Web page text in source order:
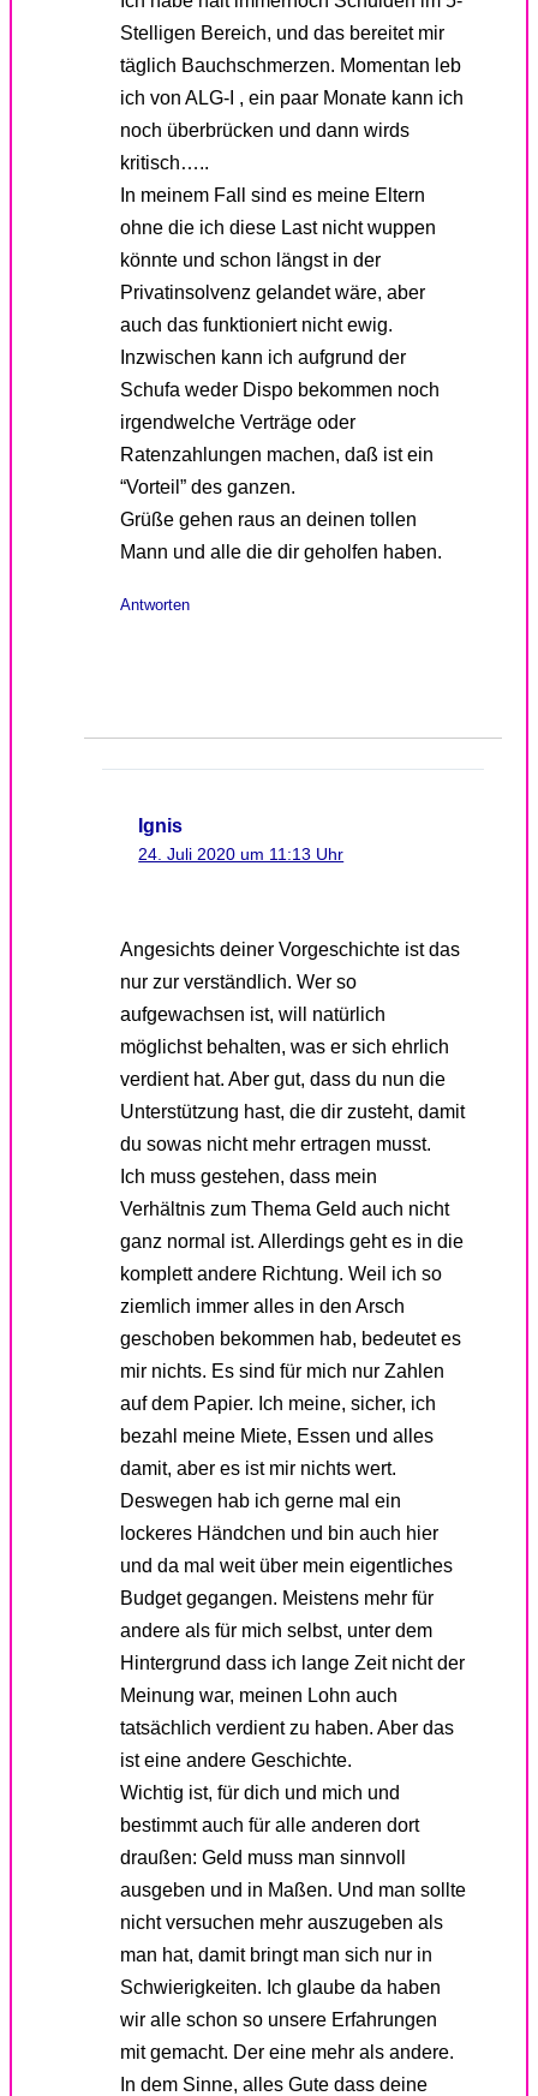
Stelligen Bereich, und das bereitet mir
täglich Bauchschmerzen. Momentan leb
ich von ALG-I , ein paar Monate kann ich
noch überbrücken und dann wirds
kritisch…..
In meinem Fall sind es meine Eltern
ohne die ich diese Last nicht wuppen
könnte und schon längst in der
Privatinsolvenz gelandet wäre, aber
auch das funktioniert nicht ewig.
Inzwischen kann ich aufgrund der
Schufa weder Dispo bekommen noch
irgendwelche Verträge oder
Ratenzahlungen machen, daß ist ein
“Vorteil” des ganzen.
Grüße gehen raus an deinen tollen
Mann und alle die dir geholfen haben.
Antworten
Ignis
24. Juli 2020 um 11:13 Uhr
Angesichts deiner Vorgeschichte ist das
nur zur verständlich. Wer so
aufgewachsen ist, will natürlich
möglichst behalten, was er sich ehrlich
verdient hat. Aber gut, dass du nun die
Unterstützung hast, die dir zusteht, damit
du sowas nicht mehr ertragen musst.
Ich muss gestehen, dass mein
Verhältnis zum Thema Geld auch nicht
ganz normal ist. Allerdings geht es in die
komplett andere Richtung. Weil ich so
ziemlich immer alles in den Arsch
geschoben bekommen hab, bedeutet es
mir nichts. Es sind für mich nur Zahlen
auf dem Papier. Ich meine, sicher, ich
bezahl meine Miete, Essen und alles
damit, aber es ist mir nichts wert.
Deswegen hab ich gerne mal ein
lockeres Händchen und bin auch hier
und da mal weit über mein eigentliches
Budget gegangen. Meistens mehr für
andere als für mich selbst, unter dem
Hintergrund dass ich lange Zeit nicht der
Meinung war, meinen Lohn auch
tatsächlich verdient zu haben. Aber das
ist eine andere Geschichte.
Wichtig ist, für dich und mich und
bestimmt auch für alle anderen dort
draußen: Geld muss man sinnvoll
ausgeben und in Maßen. Und man sollte
nicht versuchen mehr auszugeben als
man hat, damit bringt man sich nur in
Schwierigkeiten. Ich glaube da haben
wir alle schon so unsere Erfahrungen
mit gemacht. Der eine mehr als andere.
In dem Sinne, alles Gute dass deine